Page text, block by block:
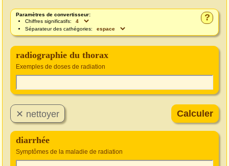
?
Paramètres de convertisseur:
Chiffres significatifs:
Séparateur des cathégories:
radiographie du thorax
Exemples de doses de radiation
diarrhée
Symptômes de la maladie de radiation